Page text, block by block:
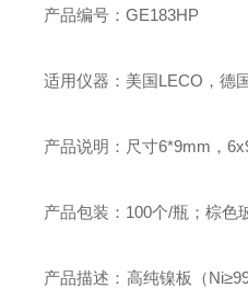
产品编号：GE183HP
适用仪器：美国LECO，德
产品说明：尺寸6*9mm，
产品包装：100个/瓶；棕色
产品描述：高纯镍板（